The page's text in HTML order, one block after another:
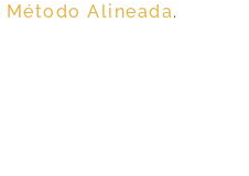
Método Alineada.